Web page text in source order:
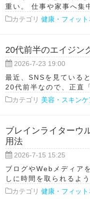
重い。 仕事や家事へ集
カテゴリ 健康・フィット
20代前半のエイジン
2026-7-23 19:00
最近、SNSを見ている
20代前半なので、正直
カテゴリ 美容・スキンケ
ブレインライターウ
用法
2026-7-15 15:25
ブログやWebメディア
しに時間を取られるよ
カテゴリ 健康・フィット